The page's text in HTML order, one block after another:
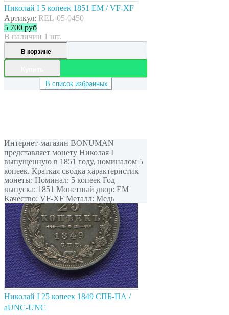
Николай I 5 копеек 1851 ЕМ / VF-XF
Артикул: REL-05-0450
5 700 руб
В наличии 1 шт.
В корзине
В список избранных
Интернет-магазин BONUMAN
представляет монету Николая I
выпущенную в 1851 году, номиналом 5
копеек. Краткая сводка характеристик
монеты: Номинал: 5 копеек Год
выпуска: 1851 Монетный двор: ЕМ
Качество: VF-XF Металл: Медь
Николай I 25 копеек 1849 СПБ-ПА /
aUNC-UNC